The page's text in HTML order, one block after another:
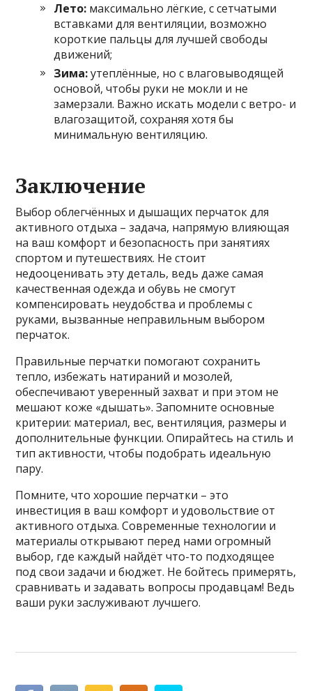
Лето: максимально лёгкие, с сетчатыми
вставками для вентиляции, возможно
короткие пальцы для лучшей свободы
движений;
Зима:утеплённые, но с влаговыводящей
основой, чтобы руки не мокли и не
замерзали. Важно искать модели с ветро- и
влагозащитой, сохраняя хотя бы
минимальную вентиляцию.
Заключение
Выбор облегчённых и дышащих перчаток для
активного отдыха – задача, напрямую влияющая
на ваш комфорт и безопасность при занятиях
спортом и путешествиях. Не стоит
недооценивать эту деталь, ведь даже самая
качественная одежда и обувь не смогут
компенсировать неудобства и проблемы с
руками, вызванные неправильным выбором
перчаток.
Правильные перчатки помогают сохранить
тепло, избежать натираний и мозолей,
обеспечивают уверенный захват и при этом не
мешают коже «дышать». Запомните основные
критерии: материал, вес, вентиляция, размеры и
дополнительные функции. Опирайтесь на стиль и
тип активности, чтобы подобрать идеальную
пару.
Помните, что хорошие перчатки – это
инвестиция в ваш комфорт и удовольствие от
активного отдыха. Современные технологии и
материалы открывают перед нами огромный
выбор, где каждый найдёт что-то подходящее
под свои задачи и бюджет. Не бойтесь примерять,
сравнивать и задавать вопросы продавцам! Ведь
ваши руки заслуживают лучшего.